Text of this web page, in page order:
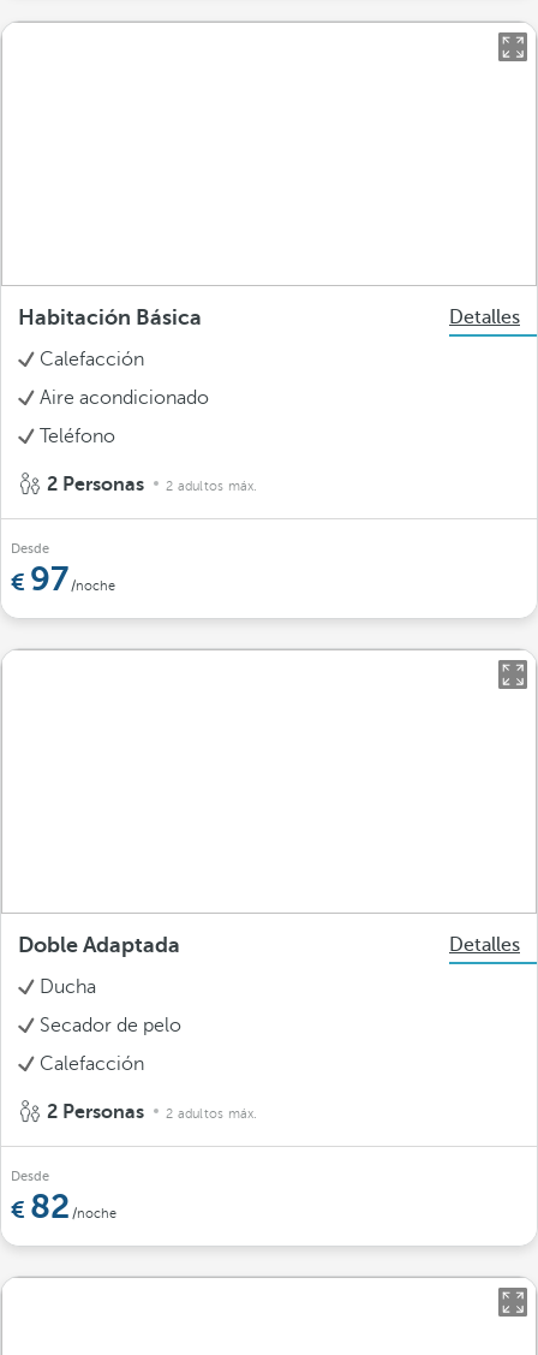
Habitación Básica
Detalles
Calefacción
Aire acondicionado
Teléfono
2 Personas 2 adultos máx.
Desde
97 /noche
Doble Adaptada
Detalles
Ducha
Secador de pelo
Calefacción
2 Personas 2 adultos máx.
Desde
82 /noche